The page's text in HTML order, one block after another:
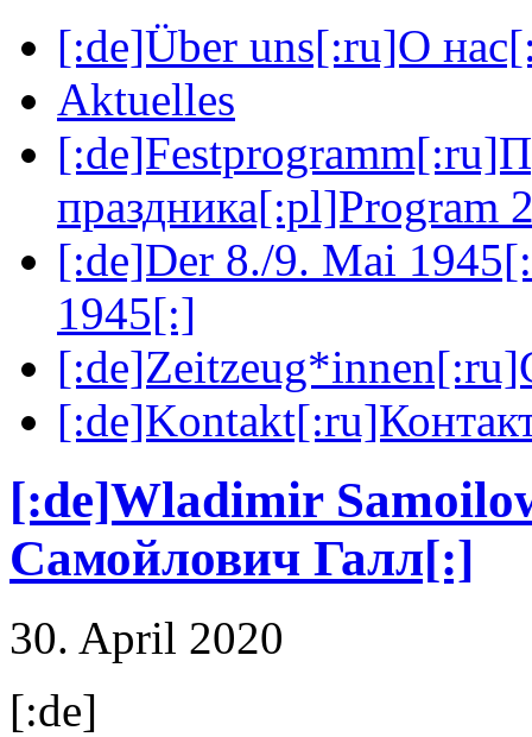
[:de]Über uns[:ru]О
Aktuelles
праздника[:pl]Program
[:de]Der 8./9. Mai
1945[:]
[:de]Wladimir
Самойлович Галл[:]
30. April 2020
[:de]